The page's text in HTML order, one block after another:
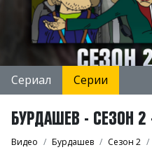
Сериал Серии
БУРДАШЕВ - СЕЗОН 2
Видео Бурдашев Сезон 2